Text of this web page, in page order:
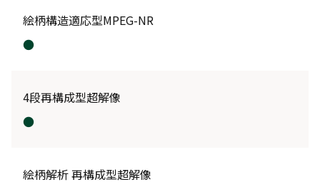
絵柄構造適応型MPEG-NR
●
4段再構成型超解像
●
絵柄解析 再構成型超解像